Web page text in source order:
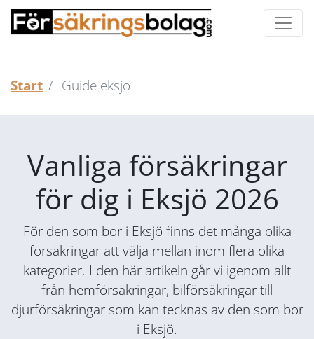
Start Guide eksjo
Vanliga försäkringar
för dig i Eksjö 2026
För den som bor i Eksjö finns det många olika
försäkringar att välja mellan inom flera olika
kategorier. I den här artikeln går vi igenom allt
från hemförsäkringar, bilförsäkringar till
djurförsäkringar som kan tecknas av den som bor
i Eksjö.